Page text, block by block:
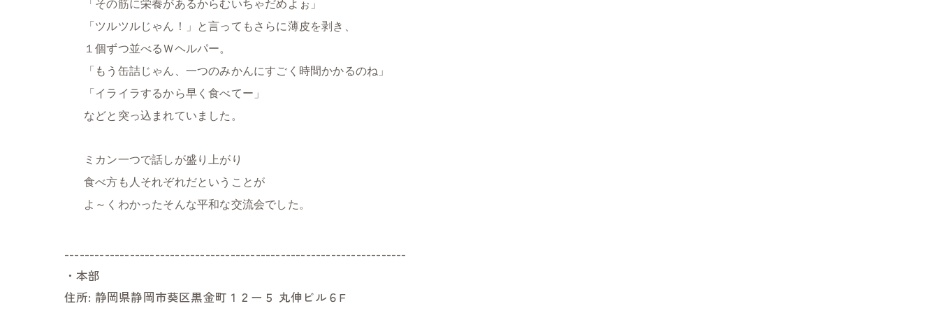
「その筋に栄養があるからむいちゃだめよぉ」
「ツルツルじゃん！」と言ってもさらに薄皮を剥き、
１個ずつ並べるＷヘルパー。
「もう缶詰じゃん、一つのみかんにすごく時間かかるのね」
「イライラするから早く食べてー」
などと突っ込まれていました。
ミカン一つで話しが盛り上がり
食べ方も人それぞれだということが
よ～くわかったそんな平和な交流会でした。
--------------------------------------------------------------------
・本部
住所: 静岡県静岡市葵区黒金町１２ー５ 丸伸ビル６F